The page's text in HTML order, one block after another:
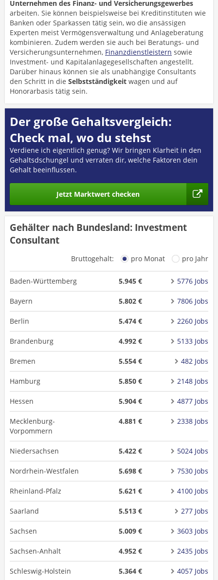
Unternehmen des Finanz- und Versicherungsgewerbes
arbeiten. Sie können beispielsweise bei Kreditinstituten wie
Banken oder Sparkassen tätig sein, wo die ansässigen
Experten meist Vermögensverwaltung und Anlageberatung
kombinieren. Zudem werden sie auch bei Beratungs- und
Versicherungsunternehmen, Finanzdienstleistern sowie
Investment- und Kapitalanlagegesellschaften angestellt.
Darüber hinaus können sie als unabhängige Consultants
den Schritt in die Selbstständigkeit wagen und auf
Honorarbasis tätig sein.
Der große Gehaltsvergleich:
Check mal, wo du stehst
Verdiene ich eigentlich genug? Wir bringen Klarheit in den
Gehaltsdschungel und verraten dir, welche Faktoren dein
Gehalt beeinflussen.
Jetzt Marktwert checken
Gehälter nach Bundesland: Investment
Consultant
Bruttogehalt: pro Monat pro Jahr
Baden-Württemberg 5.945 € 5776 Jobs
Bayern 5.802 € 7806 Jobs
Berlin 5.474 € 2260 Jobs
Brandenburg 4.992 € 5133 Jobs
Bremen 5.554 € 482 Jobs
Hamburg 5.850 € 2148 Jobs
Hessen 5.904 € 4877 Jobs
Mecklenburg-
Vorpommern
4.881 € 2338 Jobs
Niedersachsen 5.422 € 5024 Jobs
Nordrhein-Westfalen 5.698 € 7530 Jobs
Rheinland-Pfalz 5.621 € 4100 Jobs
Saarland 5.513 € 277 Jobs
Sachsen 5.009 € 3603 Jobs
Sachsen-Anhalt 4.952 € 2435 Jobs
Schleswig-Holstein 5.364 € 4057 Jobs